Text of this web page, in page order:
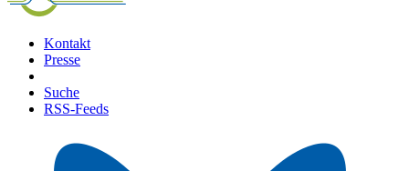
Kontakt
Presse
Suche
RSS-Feeds